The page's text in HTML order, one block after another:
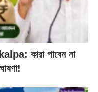
কারা পাবেন না